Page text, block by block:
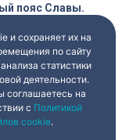
пояс Славы.
07:45
и сохраняет их на
по сайту
статистики
деятельности.
соглашаетесь на
с Политикой
cookie.